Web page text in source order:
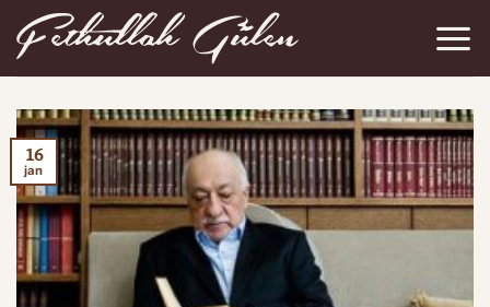
naar
inhoud
16
jan